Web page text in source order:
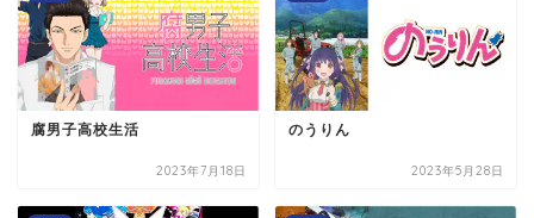
腐男子高校生活
2023年7月18日
のうりん
2023年5月28日